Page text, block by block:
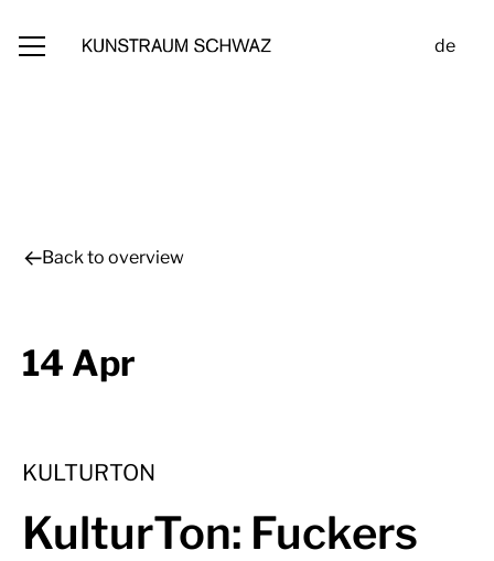
de
Back to overview
14 Apr
KULTURTON
KulturTon: Fuckers